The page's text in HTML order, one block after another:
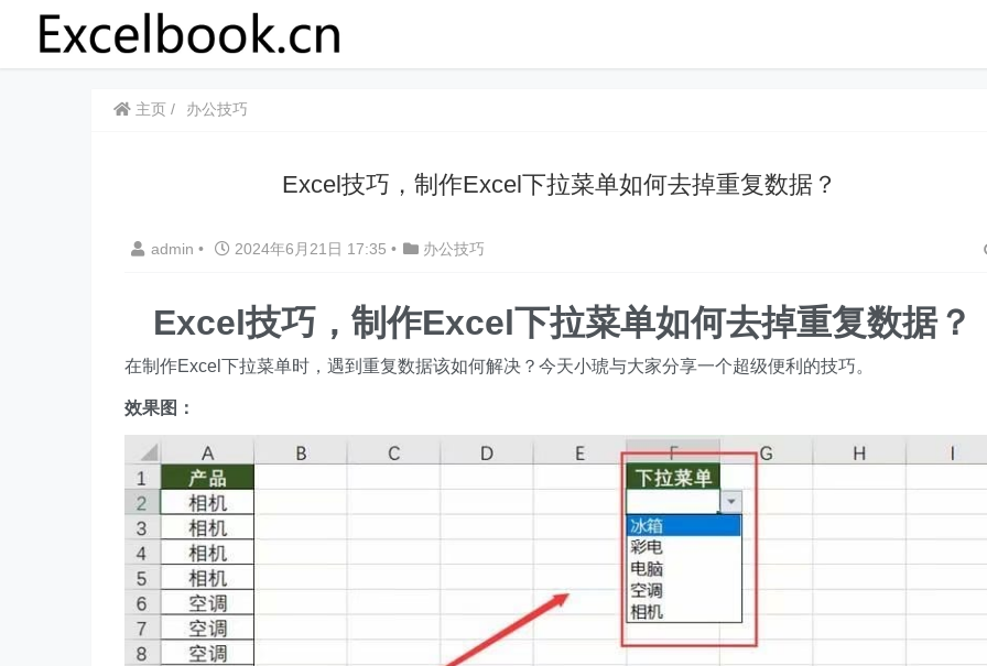
主页 办公技巧
Excel技巧，​​制作Excel下拉菜单如何去掉重复数据？
admin • 2024年6月21日 17:35 • 办公技巧
Excel技巧，​​制作Excel下拉菜单如何去掉重复数据？
在制作Excel下拉菜单时，遇到重复数据该如何解决？今天小琥与大家分享一个超级便利的技巧。
效果图：